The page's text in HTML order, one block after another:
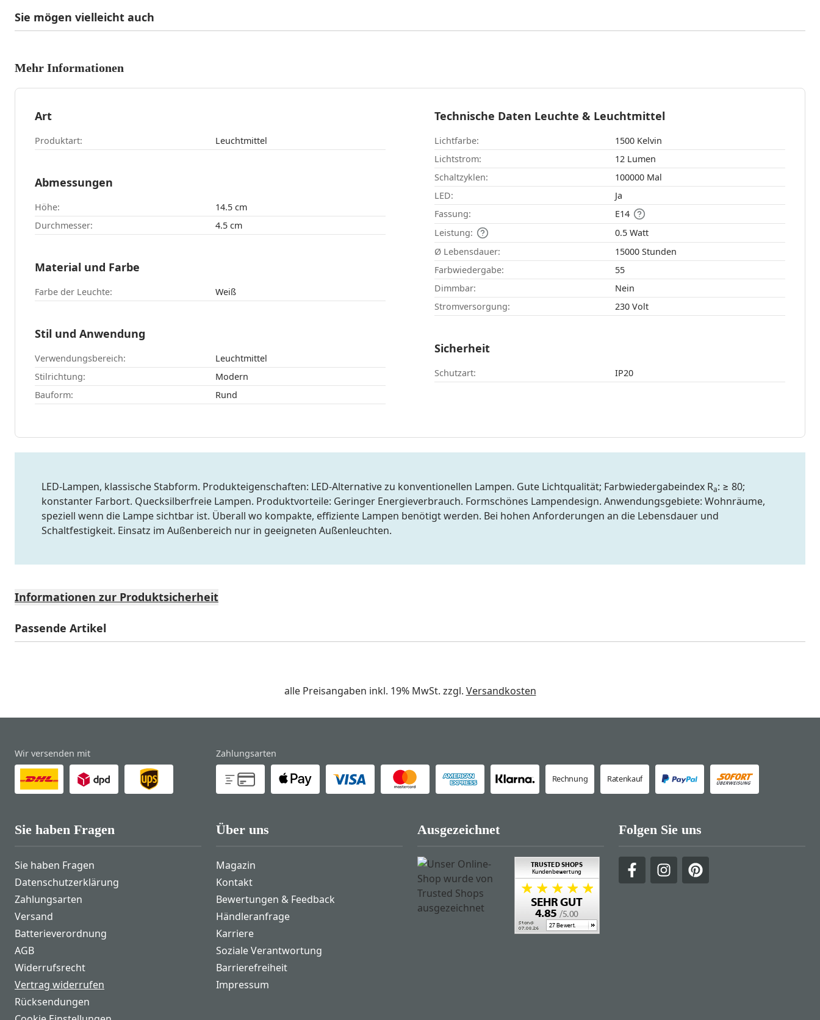
Sie mögen vielleicht auch
Mehr Informationen
Art
Produktart: Leuchtmittel
Abmessungen
Höhe:
14.5 cm
Durchmesser:
4.5 cm
Material und Farbe
Farbe der Leuchte: Weiß
Stil und Anwendung
Verwendungsbereich:
Leuchtmittel
Stilrichtung:
Modern
Bauform:
Rund
Technische Daten Leuchte & Leuchtmittel
Lichtfarbe:
1500 Kelvin
Lichtstrom:
12 Lumen
Schaltzyklen:
100000 Mal
LED:
Ja
Fassung:
E14
Leistung:
0.5 Watt
Ø Lebensdauer:
15000 Stunden
Farbwiedergabe:
55
Dimmbar:
Nein
Stromversorgung:
230 Volt
Sicherheit
Schutzart: IP20
LED-Lampen, klassische Stabform. Produkteigenschaften: LED-Alternative zu konventionellen Lampen. Gute Lichtqualität; Farbwiedergabeindex Ra: ≥ 80;
konstanter Farbort. Quecksilberfreie Lampen. Produktvorteile: Geringer Energieverbrauch. Formschönes Lampendesign. Anwendungsgebiete: Wohnräume,
speziell wenn die Lampe sichtbar ist. Überall wo kompakte, effiziente Lampen benötigt werden. Bei hohen Anforderungen an die Lebensdauer und
Schaltfestigkeit. Einsatz im Außenbereich nur in geeigneten Außenleuchten.
Informationen zur Produktsicherheit
Passende Artikel
alle Preisangaben inkl. 19% MwSt. zzgl. Versandkosten
Wir versenden mit Zahlungsarten
Rechnung Ratenkauf
Sie haben Fragen
Sie haben Fragen
Datenschutzerklärung
Zahlungsarten
Versand
Batterieverordnung
AGB
Widerrufsrecht
Vertrag widerrufen
Rücksendungen
Über uns
Magazin
Kontakt
Bewertungen & Feedback
Händleranfrage
Karriere
Soziale Verantwortung
Barrierefreiheit
Impressum
Ausgezeichnet Folgen Sie uns